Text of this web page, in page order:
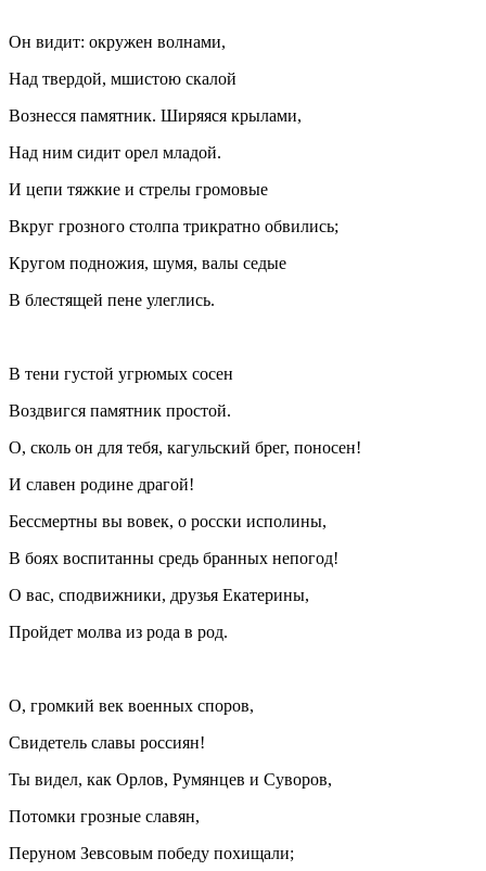
Он видит: окружен волнами,
Над твердой, мшистою скалой
Вознесся памятник. Ширяяся крылами,
Над ним сидит орел младой.
И цепи тяжкие и стрелы громовые
Вкруг грозного столпа трикратно обвились;
Кругом подножия, шумя, валы седые
В блестящей пене улеглись.
В тени густой угрюмых сосен
Воздвигся памятник простой.
О, сколь он для тебя, кагульский брег, поносен!
И славен родине драгой!
Бессмертны вы вовек, о росски исполины,
В боях воспитанны средь бранных непогод!
О вас, сподвижники, друзья Екатерины,
Пройдет молва из рода в род.
О, громкий век военных споров,
Свидетель славы россиян!
Ты видел, как Орлов, Румянцев и Суворов,
Потомки грозные славян,
Перуном Зевсовым победу похищали;